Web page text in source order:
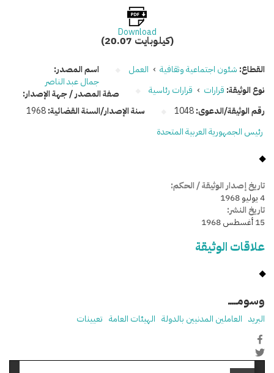
Download
(20.07 كيلوبايت)
القطاع: شئون اجتماعية وثقافية › العمل
نوع الوثيقة: قرارات › قرارات رئاسية
رقم الوثيقة/الدعوى:1048 سنة الإصدار/السنة القضائية:1968
اسم المصدر:
جمال عبد الناصر
صفة المصدر / جهة الإصدار:
رئيس الجمهورية العربية المتحدة
تاريخ إصدار الوثيقة / الحكم:
4 يوليو 1968
تاريخ النشر:
15 أغسطس 1968
علاقات الوثيقة
وسومـــــ
البريد العاملين المدنيين بالدولة الهيئات العامة تعيينات